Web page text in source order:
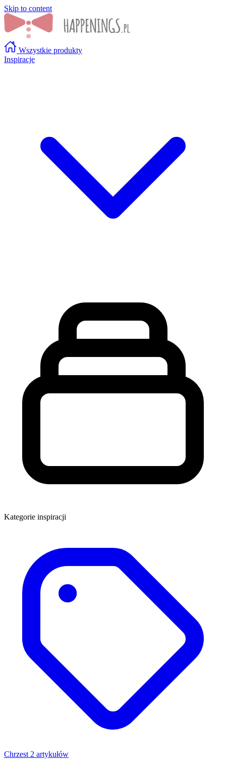
Skip to content
Wszystkie produkty
Inspiracje
Kategorie inspiracji
Chrzest 2 artykułów